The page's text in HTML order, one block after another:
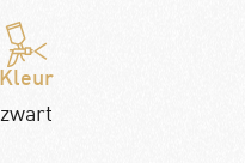
Kleur
zwart